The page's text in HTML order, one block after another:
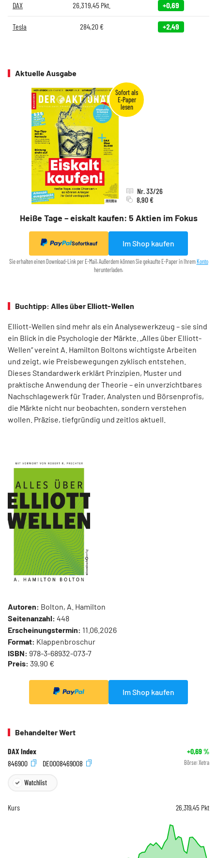
DAX 26.319,45 Pkt. +0,69
Tesla 284,20€ +2,49
Aktuelle Ausgabe
Heiße Tage – eiskalt kaufen: 5 Aktien im Fokus
Nr. 33/26
8,90 €
Sofortkauf Im Shop kaufen
Sie erhalten einen Download-Link per E-Mail. Außerdem können Sie gekaufte E-Paper in Ihrem Konto
herunterladen.
Buchtipp: Alles über Elliott-Wellen
Elliott-Wellen sind mehr als ein Analysewerkzeug – sie sind
ein Blick in die Psychologie der Märkte. „Alles über Elliott-
Wellen“ vereint A. Hamilton Boltons wichtigste Arbeiten
und zeigt, wie Preisbewegungen zyklisch entstehen.
Dieses Standardwerk erklärt Prinzipien, Muster und
praktische Anwendung der Theorie – ein unverzichtbares
Nachschlagewerk für Trader, Analysten und Börsenprofis,
die Märkte nicht nur beobachten, sondern verstehen
wollen. Präzise, tiefgründig und zeitlos aktuell.
Autoren: Bolton, A. Hamilton
Seitenanzahl: 448
Erscheinungstermin: 11.06.2026
Format: Klappenbroschur
ISBN: 978-3-68932-073-7
Preis: 39,90 €
Im Shop kaufen
Behandelter Wert
DAX Index +0,69%
846900
DE0008469008 Börse: Xetra
Watchlist
Kurs 26.319,45 Pkt